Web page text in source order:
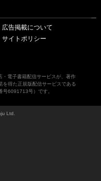
広告掲載について
サイトポリシー
・電子書籍配信サービスが、著作
を得た正規版配信サービスである
号6091713号）です。
Ltd.